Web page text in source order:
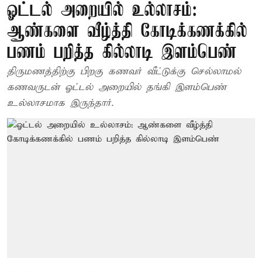
ஓட்டல் அறையில் உல்லாசம்:
ஆண்களை வீழ்த்தி கோடிக்கணக்கில்
பணம் பறித்த கில்லாடி இளம்பெண்
திருமணத்திற்கு பிறகு கணவர் வீட்டுக்கு செல்லாமல்
கணவருடன் ஓட்டல் அறையில் தங்கி இளம்பெண்
உல்லாசமாக இருந்தார்.